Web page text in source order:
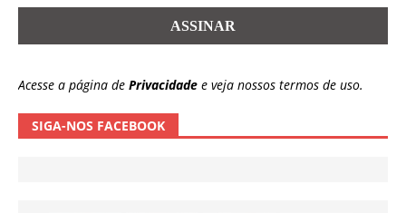
Acesse a página de Privacidade e veja nossos termos de uso.
SIGA-NOS FACEBOOK